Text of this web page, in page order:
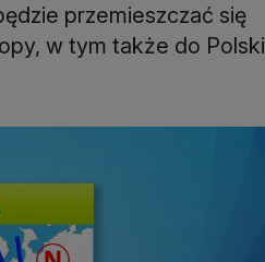
przemieszczać się
w tym także do Polski